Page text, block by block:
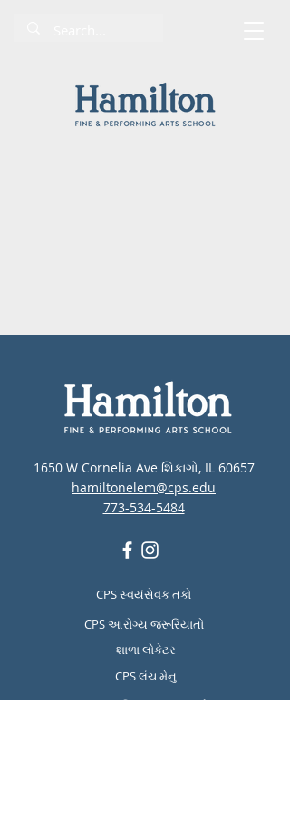
1650 W Cornelia Ave શિકાગો, IL 60657
hamiltonelem@cps.edu
773-534-5484
CPS સ્વયંસેવક તકો
CPS આરોગ્ય જરૂરિયાતો
શાળા લોકેટર
CPS લંચ મેનુ
CPS માનસિક સ્વાસ્થ્ય અને